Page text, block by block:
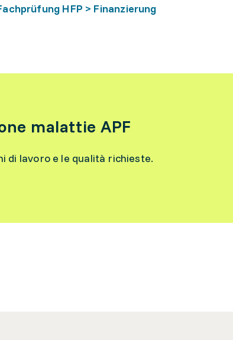
HFP > Finanzierung
malattie APF
di lavoro e le qualità richieste.